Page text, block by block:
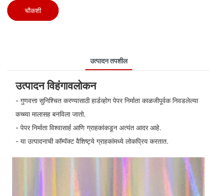
चौकशी
उत्पादन तपशील
उत्पादन विहंगावलोकन
- गुणवत्ता सुनिश्चित करण्यासाठी हार्डव्होग पेपर निर्माता काळजीपूर्वक निवडलेल्या
कच्च्या मालासह बनविला जातो.
- पेपर निर्माता विश्वासार्ह आणि ग्राहकांकडून अत्यंत आदर आहे.
- या उत्पादनाची कॉम्पॅक्ट वैशिष्ट्ये ग्राहकांमध्ये लोकप्रिय करतात.